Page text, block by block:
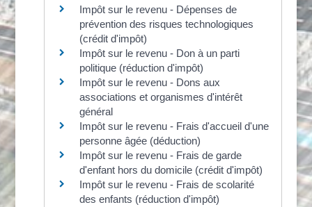
Impôt sur le revenu - Dépenses de
prévention des risques technologiques
(crédit d'impôt)
Impôt sur le revenu - Don à un parti
politique (réduction d'impôt)
Impôt sur le revenu - Dons aux
associations et organismes d'intérêt
général
Impôt sur le revenu - Frais d'accueil d'une
personne âgée (déduction)
Impôt sur le revenu - Frais de garde
d'enfant hors du domicile (crédit d'impôt)
Impôt sur le revenu - Frais de scolarité
des enfants (réduction d'impôt)